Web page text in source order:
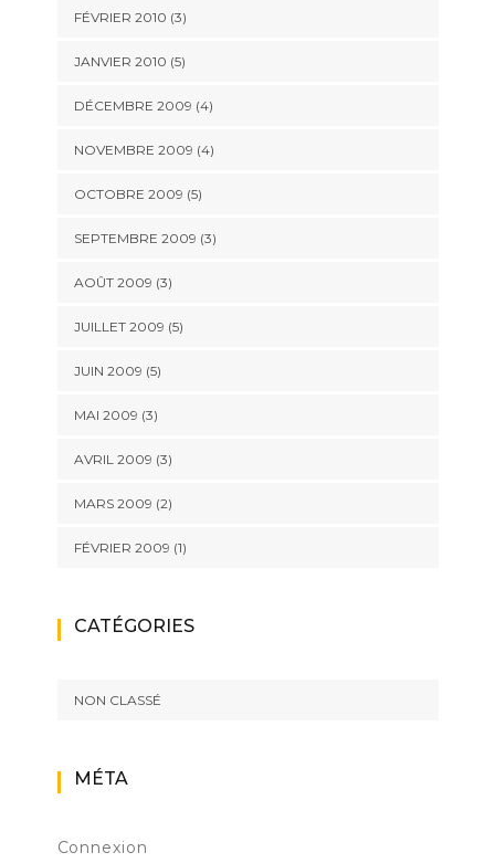
FÉVRIER 2010 (3)
JANVIER 2010 (5)
DÉCEMBRE 2009 (4)
NOVEMBRE 2009 (4)
OCTOBRE 2009 (5)
SEPTEMBRE 2009 (3)
AOÛT 2009 (3)
JUILLET 2009 (5)
JUIN 2009 (5)
MAI 2009 (3)
AVRIL 2009 (3)
MARS 2009 (2)
FÉVRIER 2009 (1)
CATÉGORIES
NON CLASSÉ
MÉTA
Connexion